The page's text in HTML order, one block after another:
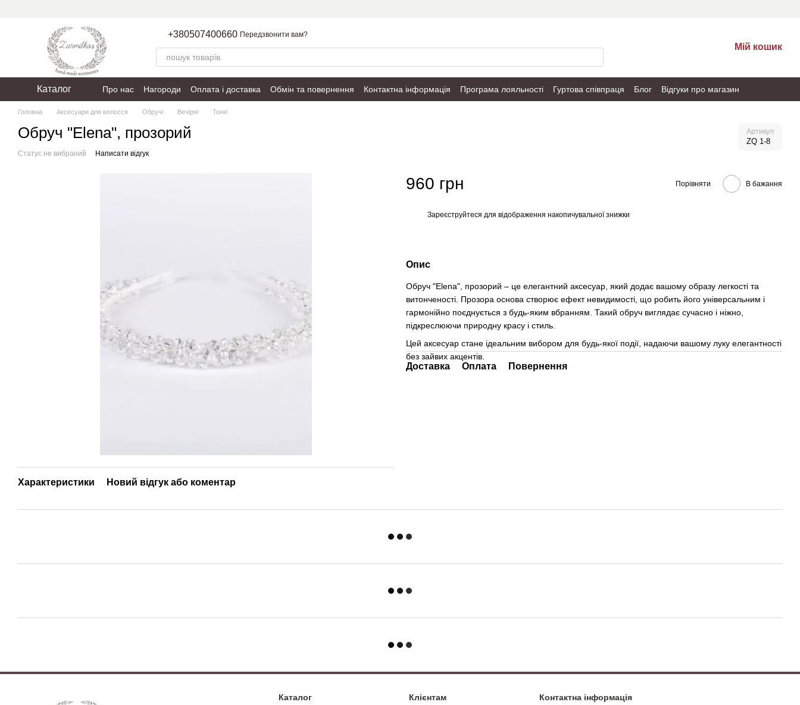
+380507400660 Передзвонити вам?
Мій кошик
Каталог Про нас Нагороди Оплата і доставка Обмін та повернення Контактна інформація Програма лояльності Гуртова співпраця Блог
Відгуки про магазин
Пакування
Політика конфіденційності Публічний договір
Головна Аксесуари для волосся Обручі Вечірні Тонкі
Обруч "Elena", прозорий Артикул
ZQ 1-8
Статус не вибраний Написати відгук
Характеристики Новий відгук або коментар
960 грн Порівняти В бажання
Зареєструйтеся для відображення накопичувальної знижки
Опис
Обруч "Elena", прозорий – це елегантний аксесуар, який додає вашому образу легкості та
витонченості. Прозора основа створює ефект невидимості, що робить його універсальним і
гармонійно поєднується з будь-яким вбранням. Такий обруч виглядає сучасно і ніжно,
підкреслюючи природну красу і стиль.
Цей аксесуар стане ідеальним вибором для будь-якої події, надаючи вашому луку елегантності
без зайвих акцентів.
Доставка Оплата Повернення
Каталог Клієнтам Контактна інформація